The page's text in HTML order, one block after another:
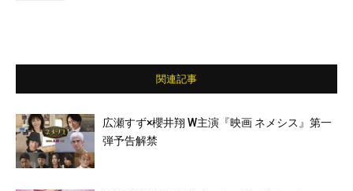
関連記事
広瀬すず×櫻井翔 W主演『映画 ネメシス』第一
弾予告解禁